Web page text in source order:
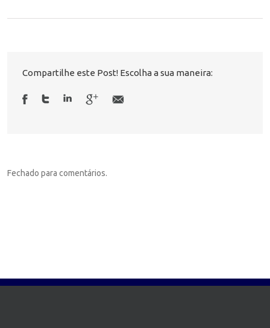
Compartilhe este Post! Escolha a sua maneira:
Fechado para comentários.